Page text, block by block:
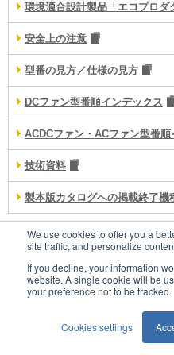
We use cookies to offer you a
site traffic, and personalize
If you decline, your information
website. A single cookie will be
your preference not to be tracked.
Cookies settings
環境適合設計製品「エコプロダ
安全上の注意
型番の見方／仕様の見方
DCファン型番順インデックス
ACDCファン・ACファン型番順
技術資料
製本版カタログへの掲載終了機
ウェブサイトポリシー